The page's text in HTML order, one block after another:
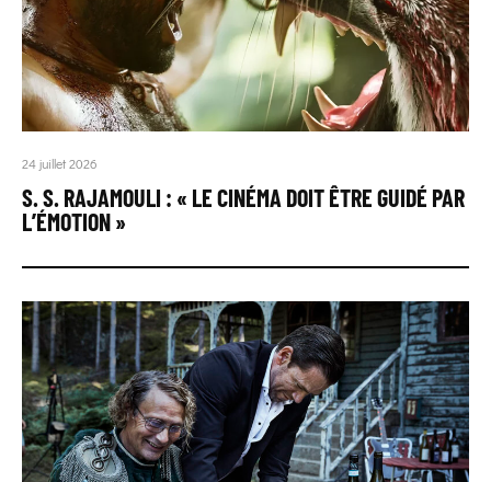
24 juillet 2026
S. S. RAJAMOULI : « LE CINÉMA DOIT ÊTRE GUIDÉ PAR
L’ÉMOTION »